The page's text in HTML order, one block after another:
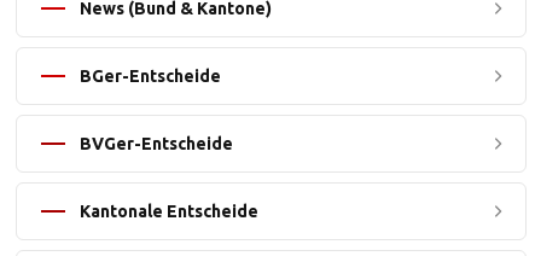
News (Bund & Kantone)
BGer-Entscheide
BVGer-Entscheide
Kantonale Entscheide